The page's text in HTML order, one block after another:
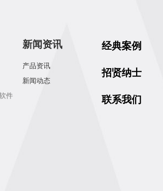
件
新闻资讯
产品资讯
新闻动态
经典案例
招贤纳士
联系我们